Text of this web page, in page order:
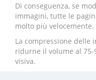
Di conseguenza, se
immagini, tutte le
molto più velocemente.
La compressione delle
ridurne il volume al
visiva.